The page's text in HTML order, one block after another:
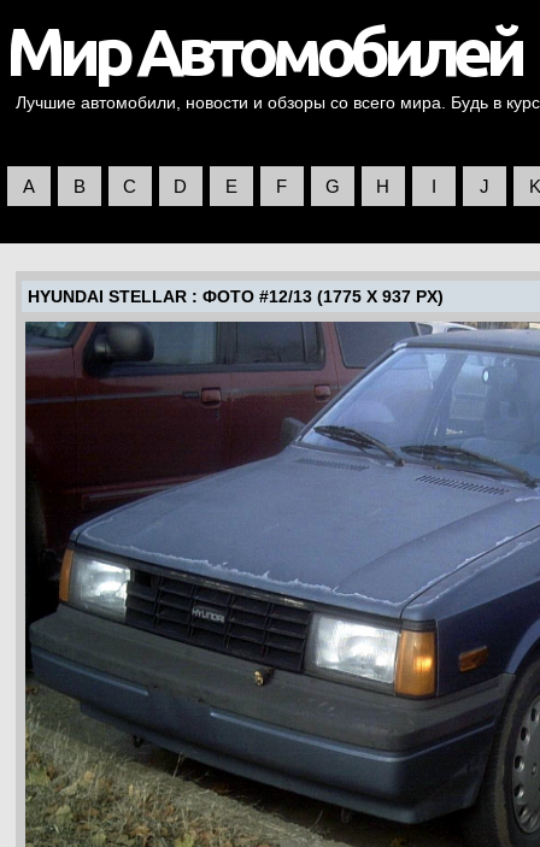
Лучшие автомобили, новости и обзоры со всего мира. Будь в
A B C D E F G H I J K
HYUNDAI STELLAR : ФОТО #12/13 (1775 X 937 PX)